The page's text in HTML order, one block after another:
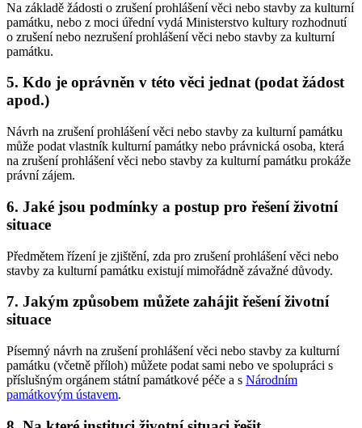
Na základě žádosti o zrušení prohlášení věci nebo stavby za kulturní
památku, nebo z moci úřední vydá Ministerstvo kultury rozhodnutí
o zrušení nebo nezrušení prohlášení věci nebo stavby za kulturní
památku.
5. Kdo je oprávněn v této věci jednat (podat žádost
apod.)
Návrh na zrušení prohlášení věci nebo stavby za kulturní památku
může podat vlastník kulturní památky nebo právnická osoba, která
na zrušení prohlášení věci nebo stavby za kulturní památku prokáže
právní zájem.
6. Jaké jsou podmínky a postup pro řešení životní
situace
Předmětem řízení je zjištění, zda pro zrušení prohlášení věci nebo
stavby za kulturní památku existují mimořádně závažné důvody.
7. Jakým způsobem můžete zahájit řešení životní
situace
Písemný návrh na zrušení prohlášení věci nebo stavby za kulturní
památku (včetně příloh) můžete podat sami nebo ve spolupráci s
příslušným orgánem státní památkové péče a s Národním
památkovým ústavem.